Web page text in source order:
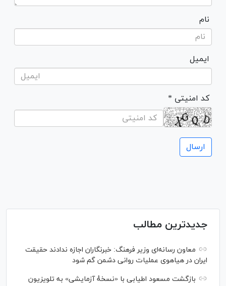
نام
ایمیل
* کد امنیتی
جدیدترین مطالب
معاون رسانه‌ای وزیر فرهنگ: خبرنگاران اجازه ندادند حقیقت
ایران در هیاهوی عملیات روانی دشمن گم شود
بازگشت مسعود اطیابی با «نسخهٔ آزمایشی» به تلویزیون